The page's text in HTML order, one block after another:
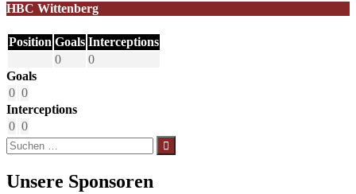
HBC Wittenberg
Position Goals Interceptions
0
0
Goals
0 0
Interceptions
0 0
Suchen
nach:
Unsere Sponsoren